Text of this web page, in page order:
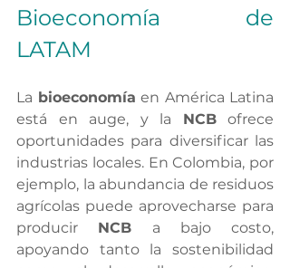
Bioeconomía de
LATAM
La bioeconomía en América Latina
está en auge, y la NCB ofrece
oportunidades para diversificar las
industrias locales. En Colombia, por
ejemplo, la abundancia de residuos
agrícolas puede aprovecharse para
producir NCB a bajo costo,
apoyando tanto la sostenibilidad